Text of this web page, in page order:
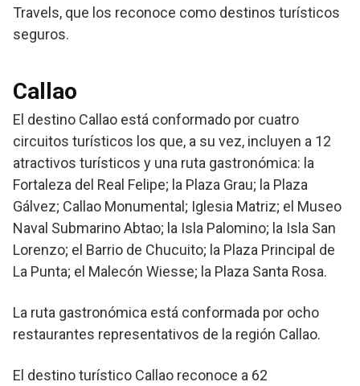
Travels, que los reconoce como destinos turísticos
seguros.
Callao
El destino Callao está conformado por cuatro
circuitos turísticos los que, a su vez, incluyen a 12
atractivos turísticos y una ruta gastronómica: la
Fortaleza del Real Felipe; la Plaza Grau; la Plaza
Gálvez; Callao Monumental; Iglesia Matriz; el Museo
Naval Submarino Abtao; la Isla Palomino; la Isla San
Lorenzo; el Barrio de Chucuito; la Plaza Principal de
La Punta; el Malecón Wiesse; la Plaza Santa Rosa.
La ruta gastronómica está conformada por ocho
restaurantes representativos de la región Callao.
El destino turístico Callao reconoce a 62